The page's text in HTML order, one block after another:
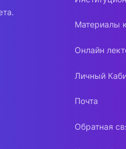
Материалы
Онлайн
Личный
Почта
Обратная